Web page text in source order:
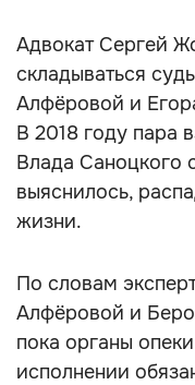
Адвокат Сергей
складываться
Алфёровой и
В 2018 году пара
Влада Саноцкого
выяснилось,
жизни.
По словам
Алфёровой и
пока органы
исполнении